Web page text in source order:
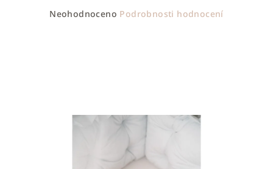
Neohodnoceno Podrobnosti hodnocení